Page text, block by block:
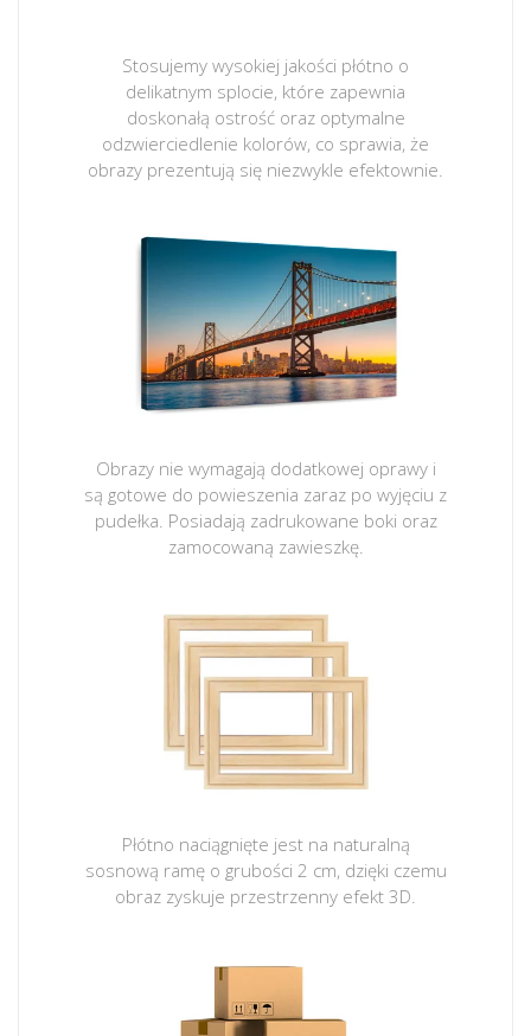
Stosujemy wysokiej jakości płótno o
delikatnym splocie, które zapewnia
doskonałą ostrość oraz optymalne
odzwierciedlenie kolorów, co sprawia, że
obrazy prezentują się niezwykle efektownie.
Obrazy nie wymagają dodatkowej oprawy i
są gotowe do powieszenia zaraz po wyjęciu z
pudełka. Posiadają zadrukowane boki oraz
zamocowaną zawieszkę.
Płótno naciągnięte jest na naturalną
sosnową ramę o grubości 2 cm, dzięki czemu
obraz zyskuje przestrzenny efekt 3D.